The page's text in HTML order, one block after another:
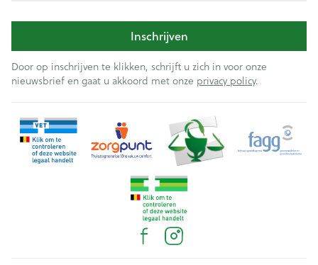
Inschrijven
Door op inschrijven te klikken, schrijft u zich in voor onze
nieuwsbrief en gaat u akkoord met onze privacy policy.